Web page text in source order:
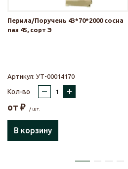
Перила/Поручень 43*70*2000 сосна
паз 45, сорт Э
Артикул: УТ-00014170
Кол-во – +
от ₽ / шт.
В корзину